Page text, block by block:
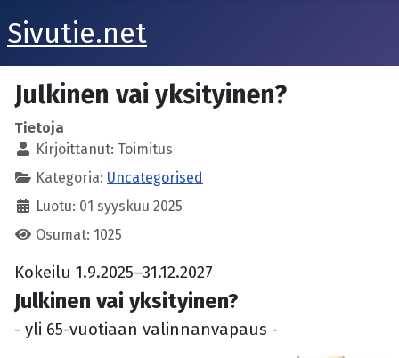
Sivutie.net
Julkinen vai yksityinen?
Tietoja
Kirjoittanut: Toimitus
Kategoria: Uncategorised
Luotu: 01 syyskuu 2025
Osumat: 1025
Kokeilu 1.9.2025–31.12.2027
Julkinen vai yksityinen?
- yli 65-vuotiaan valinnanvapaus -